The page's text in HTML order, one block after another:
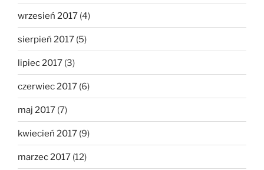
wrzesień 2017 (4)
sierpień 2017 (5)
lipiec 2017 (3)
czerwiec 2017 (6)
maj 2017 (7)
kwiecień 2017 (9)
marzec 2017 (12)